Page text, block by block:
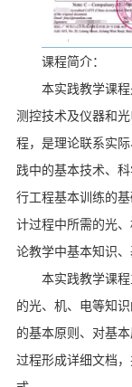
课程简介：
本实践教学课
测控技术及仪器和
程，是理论联系实
践中的基本技术、
行工程基本训练的
计过程中所需的光
论教学中基本知识、
本实践教学课
的光、机、电等知
的基本原则、对基
过程形成详细文档